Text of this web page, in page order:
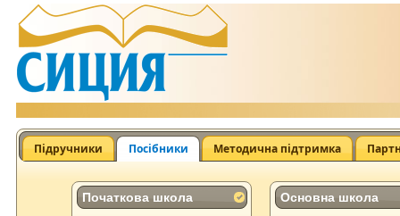
Підручники Посібники Методична підтримка
Початкова школа Основна школа